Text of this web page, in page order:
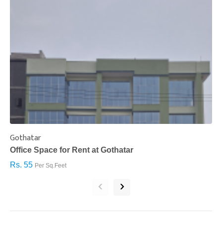
Gothatar
Office Space for Rent at Gothatar
Rs. 55 Per Sq.Feet
‹ ›